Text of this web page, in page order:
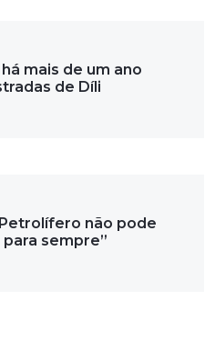
mais de um ano
de Díli
Petrolífero não pode
sempre”